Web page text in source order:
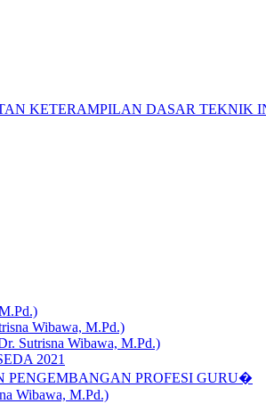
KETERAMPILAN DASAR TEKNIK
Wibawa, M.Pd.)
Sutrisna Wibawa, M.Pd.)
2021
PROFESI GURU�
Wibawa, M.Pd.)